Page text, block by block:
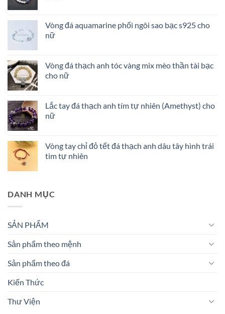
Vòng đá aquamarine phối ngôi sao bạc s925 cho
nữ
Vòng đá thạch anh tóc vàng mix mèo thần tài bạc
cho nữ
Lắc tay đá thạch anh tím tự nhiên (Amethyst) cho
nữ
Vòng tay chỉ đỏ tết đá thạch anh dâu tây hình trái
tim tự nhiên
DANH MỤC
SẢN PHẨM
Sản phẩm theo mệnh
Sản phẩm theo đá
Kiến Thức
Thư Viện